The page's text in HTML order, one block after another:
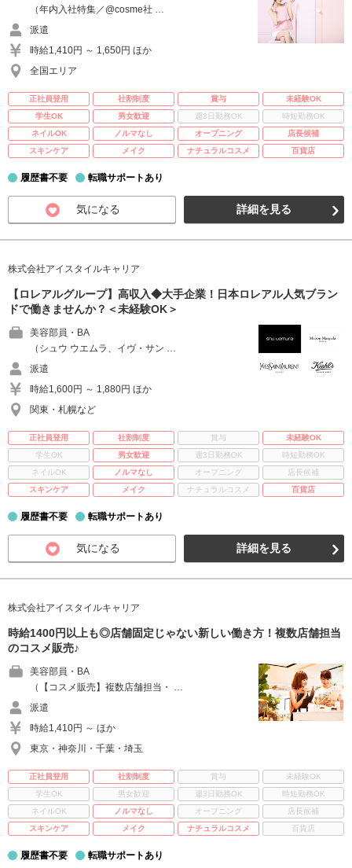
（年内入社特集／@cosme社 …
派遣
時給1,410円 ～ 1,650円 ほか
全国エリア
正社員登用 社割制度 賞与
未経験OK
学生OK
男女歓迎 週3日勤務OK
時短勤務OK
ネイルOK
ノルマなし オープニング
店長候補
スキンケア
メイク ナチュラルコスメ 百貨店
履歴書不要 転職サポートあり
気になる 詳細を見る
株式会社アイスタイルキャリア
【ロレアルグループ】高収入◆大手企業！日本ロレアル人気ブラン
ドで働きませんか？＜未経験OK＞
美容部員・BA
（シュウ ウエムラ、イヴ・サン …
派遣
時給1,600円 ～ 1,880円 ほか
関東・札幌など
正社員登用 社割制度 賞与
未経験OK
学生OK
男女歓迎 週3日勤務OK
時短勤務OK
ネイルOK
ノルマなし オープニング
店長候補
スキンケア
メイク ナチュラルコスメ 百貨店
履歴書不要 転職サポートあり
気になる 詳細を見る
株式会社アイスタイルキャリア
時給1400円以上も◎店舗固定じゃない新しい働き方！複数店舗担当
のコスメ販売♪
美容部員・BA
（【コスメ販売】複数店舗担当・ …
派遣
時給1,410円 ～ ほか
東京・神奈川・千葉・埼玉
正社員登用 社割制度 賞与
未経験OK
学生OK
男女歓迎 週3日勤務OK
時短勤務OK
ネイルOK
ノルマなし オープニング
店長候補
スキンケア
メイク ナチュラルコスメ 百貨店
履歴書不要 転職サポートあり